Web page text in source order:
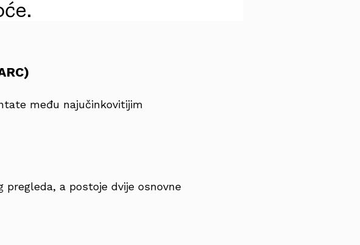
među najučinkovitijim
a postoje dvije osnovne